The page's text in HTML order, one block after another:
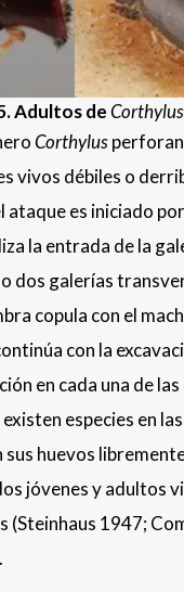
Adultos deCorthylus
Corthylus
vivos débiles o
ataque es iniciado
la entrada de la
dos galerías
copula con el
con la
en cada una de las
especies en
huevos
jóvenes y adultos
(Steinhaus 1947;